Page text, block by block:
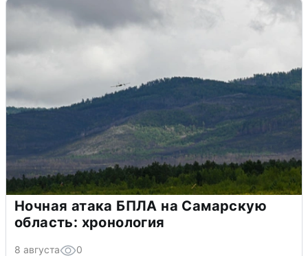
Ночная атака БПЛА на Самарскую
область: хронология
8 августа 0